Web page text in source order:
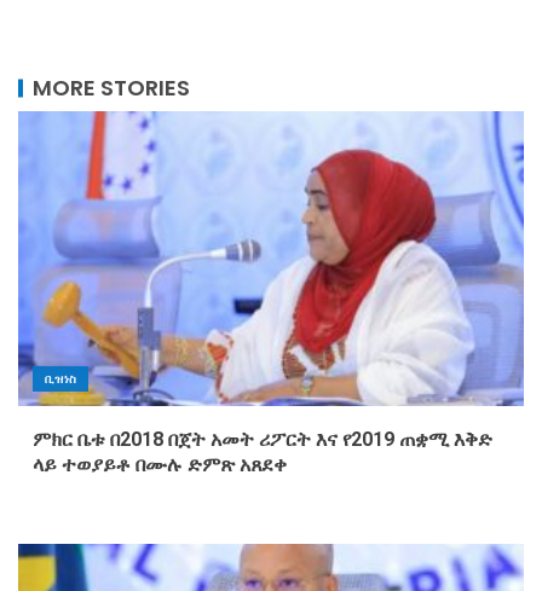
MORE STORIES
ቢዝነስ
ምክር ቤቱ በ2018 በጀት አመት ሪፖርት እና የ2019 ጠቋሚ እቅድ
ላይ ተወያይቶ በሙሉ ድምጽ አጸደቀ